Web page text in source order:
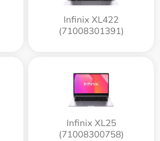
Infinix XL422
(71008301391)
Infinix XL25
(71008300758)